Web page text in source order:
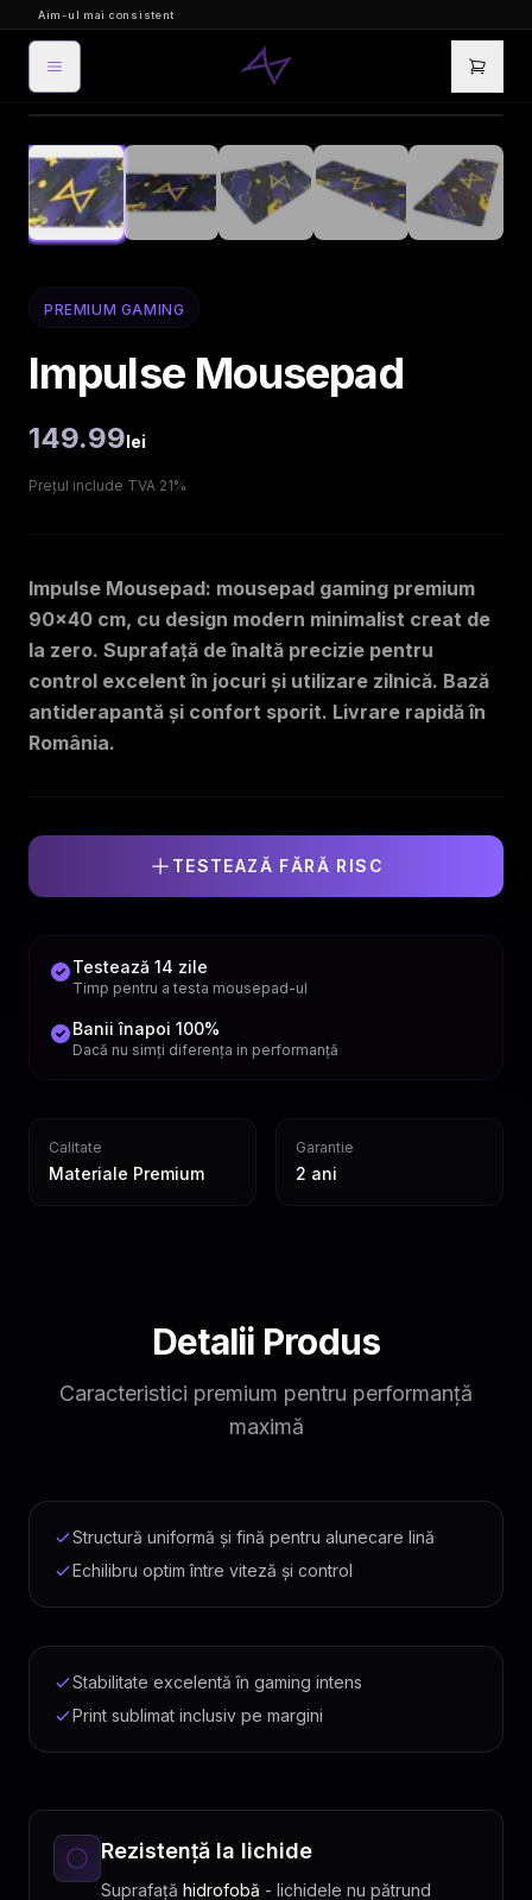
Aim-ul mai consistent
Mousepad-ul care iti face
1/9
PREMIUM GAMING
Impulse Mousepad
149.99lei
Prețul include TVA 21%
Impulse Mousepad: mousepad gaming premium
90x40 cm, cu design modern minimalist creat de
la zero. Suprafață de înaltă precizie pentru
control excelent în jocuri și utilizare zilnică. Bază
antiderapantă și confort sporit. Livrare rapidă în
România.
TESTEAZĂ FĂRĂ RISC
Testează 14 zile
Timp pentru a testa mousepad-ul
Banii înapoi 100%
Dacă nu simți diferența in performanță
Calitate
Materiale Premium
Garantie
2 ani
Detalii Produs
Caracteristici premium pentru performanță
maximă
Material textil din poliester cu micro-textură fină,
optimizat pentru control precis și mișcări fluide.
Structură uniformă și fină pentru alunecare lină
Echilibru optim între viteză și control
Bază Antiderapantă
Cauciuc antiderapant menține mousepad-ul ferm pe
birou. Margini cusute pentru durabilitate maximă.
Stabilitate excelentă în gaming intens
Print sublimat inclusiv pe margini
Rezistență la lichide
Suprafață hidrofobă - lichidele nu pătrund